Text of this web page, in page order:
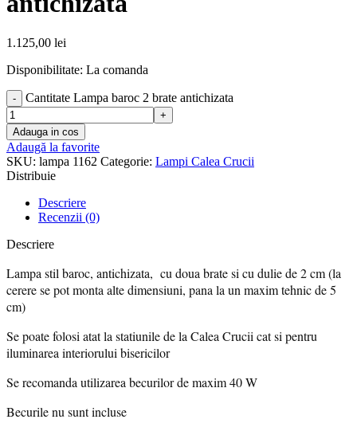
1.125,00 lei
Disponibilitate: La comanda
Cantitate Lampa baroc 2 brate antichizata
Adauga in cos
Adaugă la favorite
SKU: lampa 1162 Categorie: Lampi Calea Crucii
Distribuie
Descriere
Recenzii (0)
Descriere
Lampa stil baroc, antichizata, cu doua brate si cu dulie de 2 cm (la
cerere se pot monta alte dimensiuni, pana la un maxim tehnic de 5
cm)
Se poate folosi atat la statiunile de la Calea Crucii cat si pentru
iluminarea interiorului bisericilor
Se recomanda utilizarea becurilor de maxim 40 W
Becurile nu sunt incluse